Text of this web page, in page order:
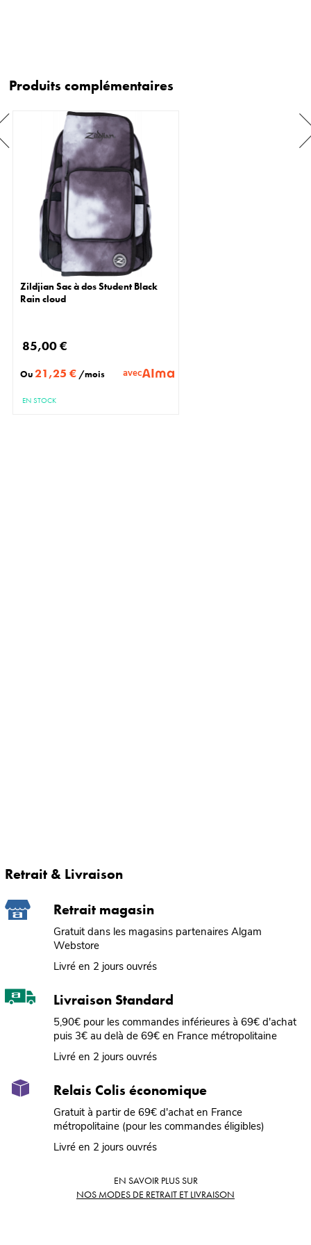
Produits complémentaires
Zildjian Sac à dos Student Black
Rain cloud
85,00 €
Ou21,25 € /mois avec
EN STOCK
Retrait & Livraison
Retrait magasin
Gratuit dans les magasins partenaires Algam
Webstore
Livré en 2 jours ouvrés
Livraison Standard
5,90€ pour les commandes inférieures à 69€ d'achat
puis 3€ au delà de 69€ en France métropolitaine
Livré en 2 jours ouvrés
Relais Colis économique
Gratuit à partir de 69€ d'achat en France
métropolitaine (pour les commandes éligibles)
Livré en 2 jours ouvrés
EN SAVOIR PLUS SUR
NOS MODES DE RETRAIT ET LIVRAISON